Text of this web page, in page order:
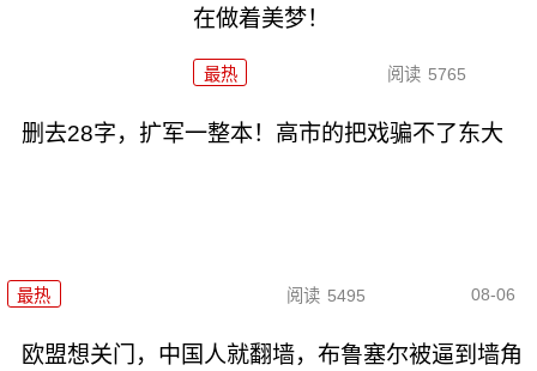
在做着美梦！
最热 阅读 5765
删去28字，扩军一整本！高市的把戏骗不了东大
最热 阅读 5495 08-06
欧盟想关门，中国人就翻墙，布鲁塞尔被逼到墙角